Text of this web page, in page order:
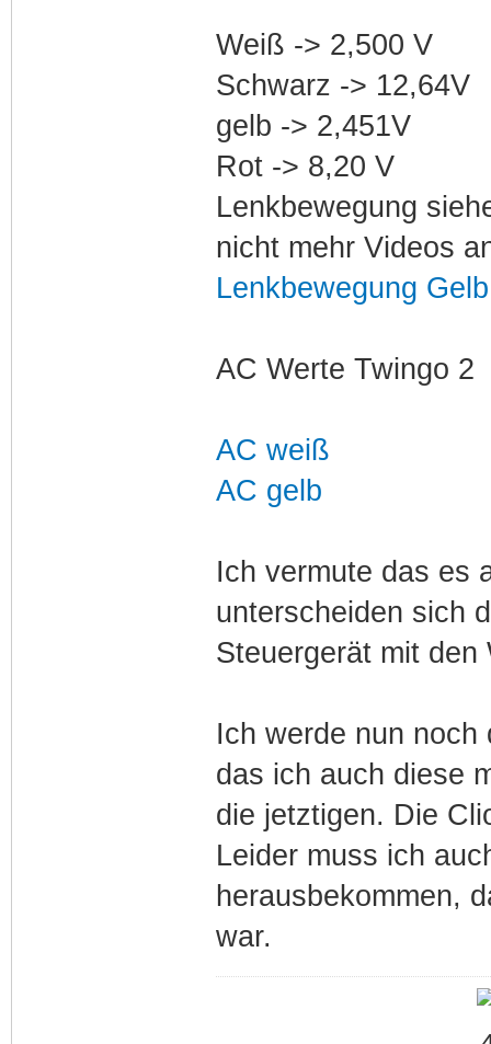
Weiß -> 2,500 V
Schwarz -> 12,64V
gelb -> 2,451V
Rot -> 8,20 V
Lenkbewegung
nicht mehr Videos
Lenkbewegung Gelb
AC Werte Twingo 2
AC weiß
AC gelb
Ich vermute das es
unterscheiden sich
Steuergerät mit
Ich werde nun
das ich auch diese
die jetztigen. Die
Leider muss ich
herausbekommen,
war.